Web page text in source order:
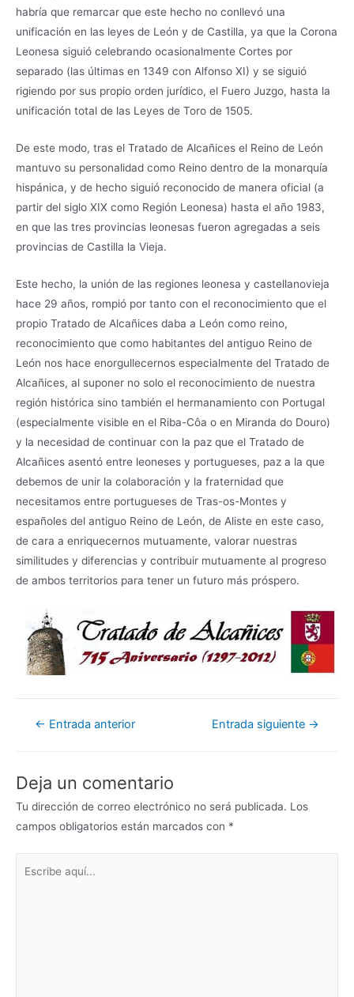
habría que remarcar que este hecho no conllevó una
unificación en las leyes de León y de Castilla, ya que la Corona
Leonesa siguió celebrando ocasionalmente Cortes por
separado (las últimas en 1349 con Alfonso XI) y se siguió
rigiendo por sus propio orden jurídico, el Fuero Juzgo, hasta la
unificación total de las Leyes de Toro de 1505.
De este modo, tras el Tratado de Alcañices el Reino de León
mantuvo su personalidad como Reino dentro de la monarquía
hispánica, y de hecho siguió reconocido de manera oficial (a
partir del siglo XIX como Región Leonesa) hasta el año 1983,
en que las tres provincias leonesas fueron agregadas a seis
provincias de Castilla la Vieja.
Este hecho, la unión de las regiones leonesa y castellanovieja
hace 29 años, rompió por tanto con el reconocimiento que el
propio Tratado de Alcañices daba a León como reino,
reconocimiento que como habitantes del antiguo Reino de
León nos hace enorgullecernos especialmente del Tratado de
Alcañices, al suponer no solo el reconocimiento de nuestra
región histórica sino también el hermanamiento con Portugal
(especialmente visible en el Riba-Côa o en Miranda do Douro)
y la necesidad de continuar con la paz que el Tratado de
Alcañices asentó entre leoneses y portugueses, paz a la que
debemos de unir la colaboración y la fraternidad que
necesitamos entre portugueses de Tras-os-Montes y
españoles del antiguo Reino de León, de Aliste en este caso,
de cara a enriquecernos mutuamente, valorar nuestras
similitudes y diferencias y contribuir mutuamente al progreso
de ambos territorios para tener un futuro más próspero.
← Entrada anterior Entrada siguiente →
Deja un comentario
Tu dirección de correo electrónico no será publicada. Los
campos obligatorios están marcados con *